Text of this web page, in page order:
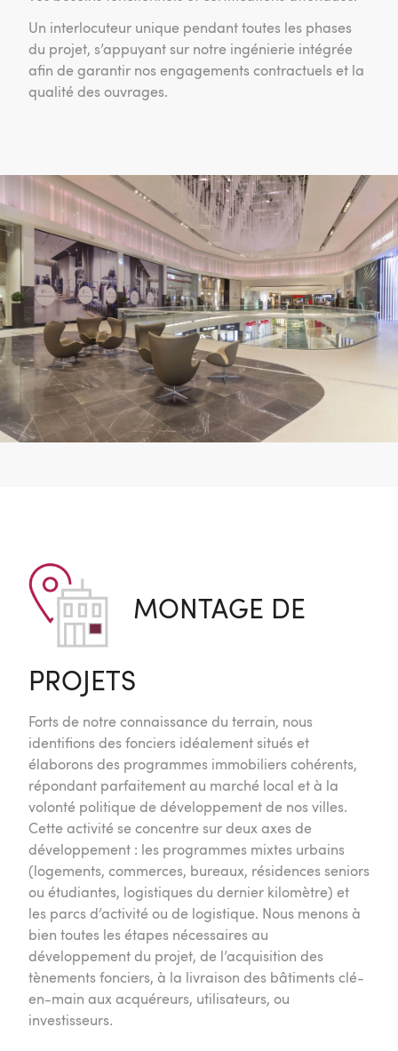
Un interlocuteur unique pendant toutes les phases
du projet, s’appuyant sur notre ingénierie intégrée
afin de garantir nos engagements contractuels et la
qualité des ouvrages.
MONTAGE DE
PROJETS
Forts de notre connaissance du terrain, nous
identifions des fonciers idéalement situés et
élaborons des programmes immobiliers cohérents,
répondant parfaitement au marché local et à la
volonté politique de développement de nos villes.
Cette activité se concentre sur deux axes de
développement : les programmes mixtes urbains
(logements, commerces, bureaux, résidences seniors
ou étudiantes, logistiques du dernier kilomètre) et
les parcs d’activité ou de logistique. Nous menons à
bien toutes les étapes nécessaires au
développement du projet, de l’acquisition des
tènements fonciers, à la livraison des bâtiments clé-
en-main aux acquéreurs, utilisateurs, ou
investisseurs.